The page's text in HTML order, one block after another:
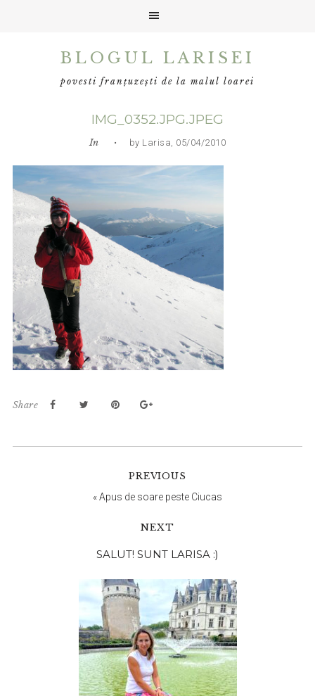
BLOGUL LARISEI
povesti franțuzești de la malul loarei
IMG_0352.JPG.JPEG
In • by Larisa, 05/04/2010
Share
PREVIOUS
«Apus de soare peste Ciucas
NEXT
principală
SALUT! SUNT LARISA :)